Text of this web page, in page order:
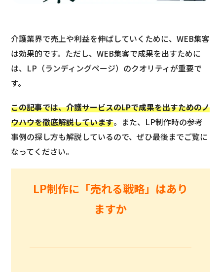
介護業界で売上や利益を伸ばしていくために、WEB集客
は効果的です。ただし、WEB集客で成果を出すために
は、LP（ランディングページ）のクオリティが重要で
す。
この記事では、介護サービスのLPで成果を出すためのノ
ウハウを徹底解説しています。また、LP制作時の参考
事例の探し方も解説しているので、ぜひ最後までご覧に
なってください。
LP制作に「売れる戦略」はあり
ますか